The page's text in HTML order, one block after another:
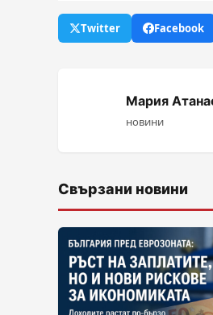
Twitter Facebook
Мария
новини
Свързани новини